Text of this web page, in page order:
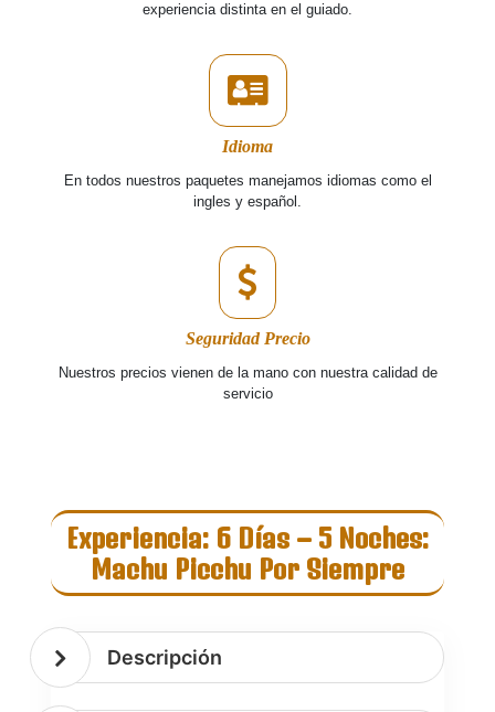
experiencia distinta en el guiado.
Idioma
En todos nuestros paquetes manejamos idiomas como el
ingles y español.
Seguridad Precio
Nuestros precios vienen de la mano con nuestra calidad de
servicio
Experiencia: 6 Días – 5 Noches:
Machu Picchu Por Siempre
Descripción